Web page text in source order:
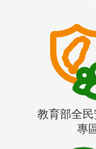
教育部全民
專